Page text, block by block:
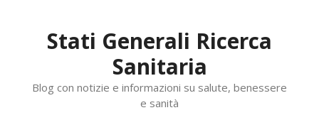
contenutoStati Generali Ricerca
Sanitaria
Blog con notizie e informazioni su salute, benessere
e sanità